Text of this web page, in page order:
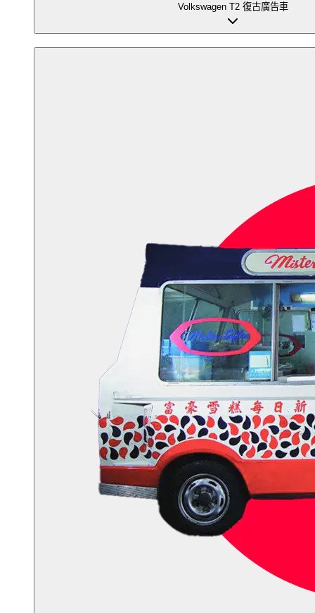
Volkswagen T2 復古廣告車